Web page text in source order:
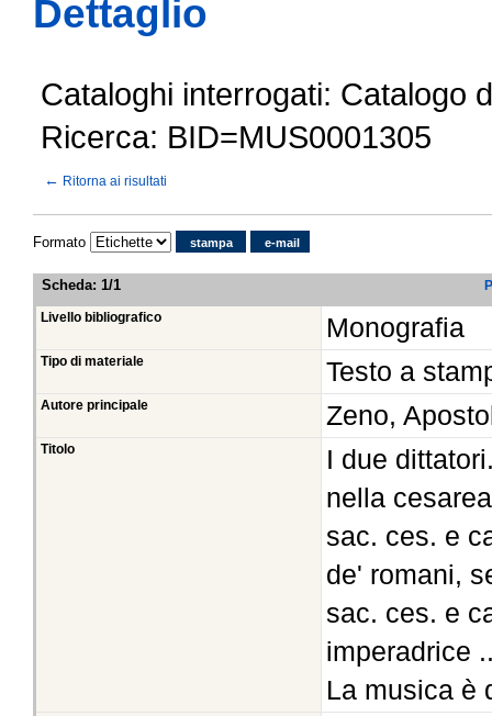
Dettaglio
Cataloghi interrogati: Catalogo
Ricerca: BID=MUS0001305
← Ritorna ai risultati
Formato stampa e-mail
Scheda: 1/1
Livello bibliografico Monografia
Tipo di materiale Testo a
Autore principale Zeno,
Titolo
I due
nella
sac. ces. e
de' romani,
sac. ces. e
imperadrice
La musica è